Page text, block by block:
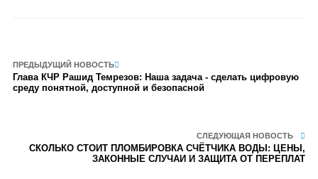
ПРЕДЫДУЩИЙ НОВОСТЬ
Глава КЧР Рашид Темрезов: Наша задача - сделать цифровую
среду понятной, доступной и безопасной
СЛЕДУЮЩАЯ НОВОСТЬ
СКОЛЬКО СТОИТ ПЛОМБИРОВКА СЧЁТЧИКА ВОДЫ: ЦЕНЫ,
ЗАКОННЫЕ СЛУЧАИ И ЗАЩИТА ОТ ПЕРЕПЛАТ